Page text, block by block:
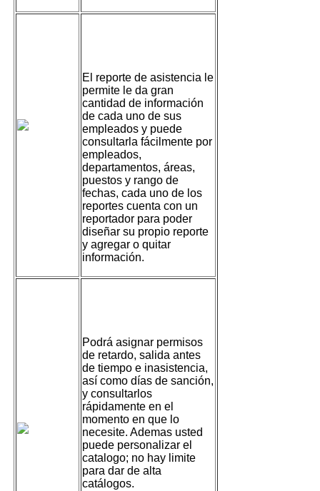
El reporte de asistencia le
permite le da gran
cantidad de información
de cada uno de sus
empleados y puede
consultarla fácilmente por
empleados,
departamentos, áreas,
puestos y rango de
fechas, cada uno de los
reportes cuenta con un
reportador para poder
diseñar su propio reporte
y agregar o quitar
información.
Podrá asignar permisos
de retardo, salida antes
de tiempo e inasistencia,
así como días de sanción,
y consultarlos
rápidamente en el
momento en que lo
necesite. Ademas usted
puede personalizar el
catalogo; no hay limite
para dar de alta
catálogos.